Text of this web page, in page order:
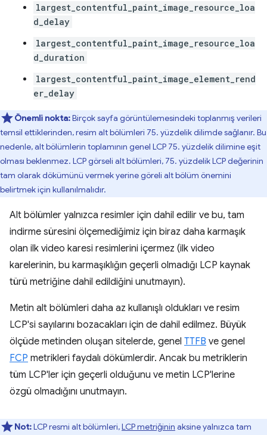
largest_contentful_paint_image_resource_loa
d_delay
largest_contentful_paint_image_resource_loa
d_duration
largest_contentful_paint_image_element_rend
er_delay
Önemli nokta:Birçok sayfa görüntülemesindeki toplanmış verileri
temsil ettiklerinden, resim alt bölümleri 75. yüzdelik dilimde sağlanır. Bu
nedenle, alt bölümlerin toplamının genel LCP 75. yüzdelik dilimine eşit
olması beklenmez. LCP görseli alt bölümleri, 75. yüzdelik LCP değerinin
tam olarak dökümünü vermek yerine göreli alt bölüm önemini
belirtmek için kullanılmalıdır.
Alt bölümler yalnızca resimler için dahil edilir ve bu, tam
indirme süresini ölçemediğimiz için biraz daha karmaşık
olan ilk video karesi resimlerini içermez (ilk video
karelerinin, bu karmaşıklığın geçerli olmadığı LCP kaynak
türü metriğine dahil edildiğini unutmayın).
Metin alt bölümleri daha az kullanışlı oldukları ve resim
LCP'si sayılarını bozacakları için de dahil edilmez. Büyük
ölçüde metinden oluşan sitelerde, genel TTFB ve genel
FCP metrikleri faydalı dökümlerdir. Ancak bu metriklerin
tüm LCP'ler için geçerli olduğunu ve metin LCP'lerine
özgü olmadığını unutmayın.
Not:LCP resmi alt bölümleri,LCP metriğinin aksine yalnızca tam